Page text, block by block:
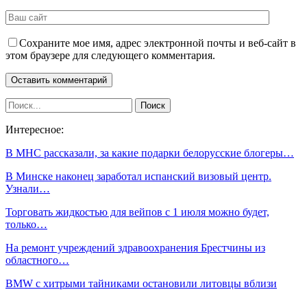
Сохраните мое имя, адрес электронной почты и веб-сайт в
этом браузере для следующего комментария.
Интересное:
В МНС рассказали, за какие подарки белорусские блогеры…
В Минске наконец заработал испанский визовый центр.
Узнали…
Торговать жидкостью для вейпов с 1 июля можно будет,
только…
На ремонт учреждений здравоохранения Брестчины из
областного…
BMW с хитрыми тайниками остановили литовцы вблизи